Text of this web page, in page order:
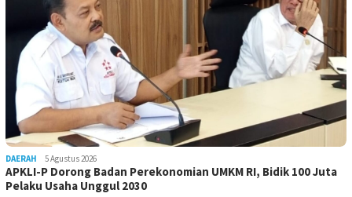
DAERAH 5 Agustus 2026
APKLI-P Dorong Badan Perekonomian UMKM RI, Bidik 100 Juta
Pelaku Usaha Unggul 2030